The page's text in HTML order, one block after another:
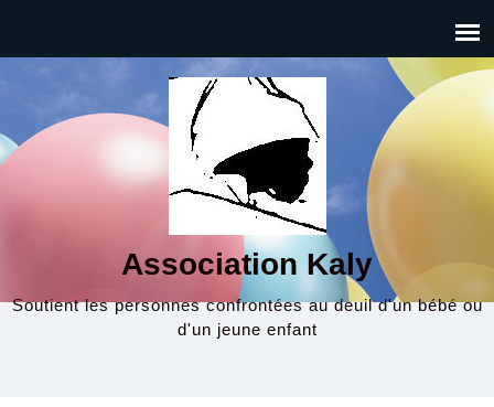
Association Kaly
Soutient les personnes confrontées au deuil d'un bébé ou
d'un jeune enfant